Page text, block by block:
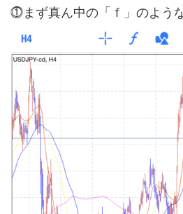
⓵まず真ん中の「ｆ」のよう